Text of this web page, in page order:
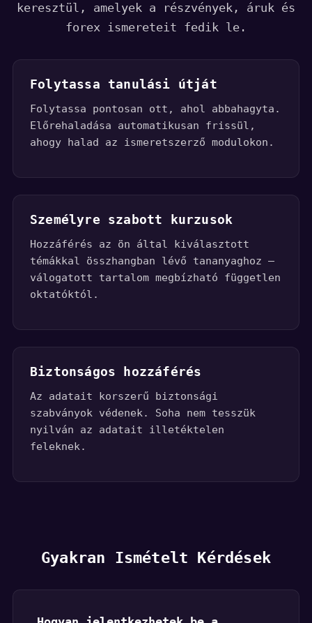
keresztül, amelyek a részvények, áruk és
forex ismereteit fedik le.
Folytassa tanulási útját
Folytassa pontosan ott, ahol abbahagyta.
Előrehaladása automatikusan frissül,
ahogy halad az ismeretszerző modulokon.
Személyre szabott kurzusok
Hozzáférés az ön által kiválasztott
témákkal összhangban lévő tananyaghoz —
válogatott tartalom megbízható független
oktatóktól.
Biztonságos hozzáférés
Az adatait korszerű biztonsági
szabványok védenek. Soha nem tesszük
nyilván az adatait illetéktelen
feleknek.
Gyakran Ismételt Kérdések